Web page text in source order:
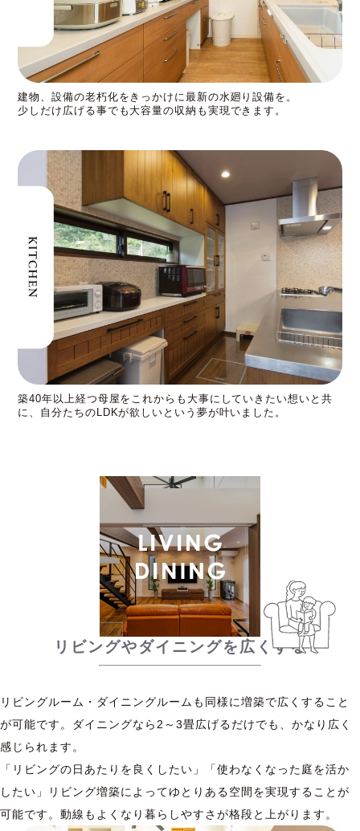
建物、設備の老朽化をきっかけに最新の水廻り設備を。
少しだけ広げる事でも大容量の収納も実現できます。
築40年以上経つ母屋をこれからも大事にしていきたい想いと共
に、自分たちのLDKが欲しいという夢が叶いました。
リビングやダイニングを広くする
リビングルーム・ダイニングルームも同様に増築で広くすること
が可能です。ダイニングなら2～3畳広げるだけでも、かなり広く
感じられます。
「リビングの日あたりを良くしたい」「使わなくなった庭を活か
したい」リビング増築によってゆとりある空間を実現することが
可能です。動線もよくなり暮らしやすさが格段と上がります。